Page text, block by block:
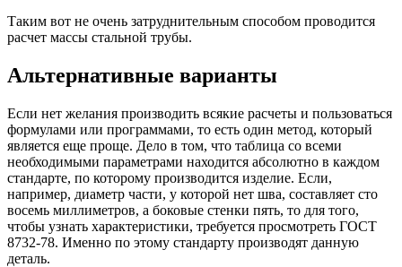
Таким вот не очень затруднительным способом проводится
расчет массы стальной трубы.
Альтернативные варианты
Если нет желания производить всякие расчеты и пользоваться
формулами или программами, то есть один метод, который
является еще проще. Дело в том, что таблица со всеми
необходимыми параметрами находится абсолютно в каждом
стандарте, по которому производится изделие. Если,
например, диаметр части, у которой нет шва, составляет сто
восемь миллиметров, а боковые стенки пять, то для того,
чтобы узнать характеристики, требуется просмотреть ГОСТ
8732-78. Именно по этому стандарту производят данную
деталь.